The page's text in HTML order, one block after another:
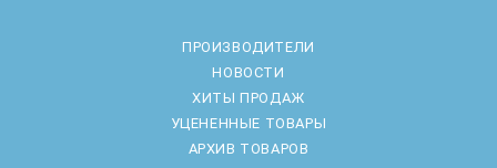
ПРОИЗВОДИТЕЛИ
НОВОСТИ
ХИТЫ ПРОДАЖ
УЦЕНЕННЫЕ ТОВАРЫ
АРХИВ ТОВАРОВ